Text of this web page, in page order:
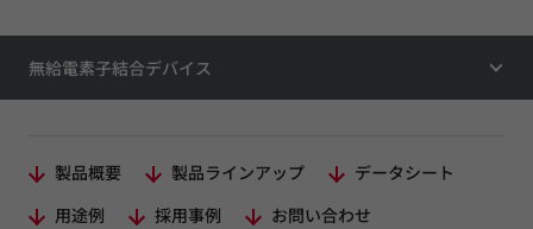
無給電素子結合デバイス
製品概要 製品ラインアップ
データシート
用途例
採用事例 お問い合わせ